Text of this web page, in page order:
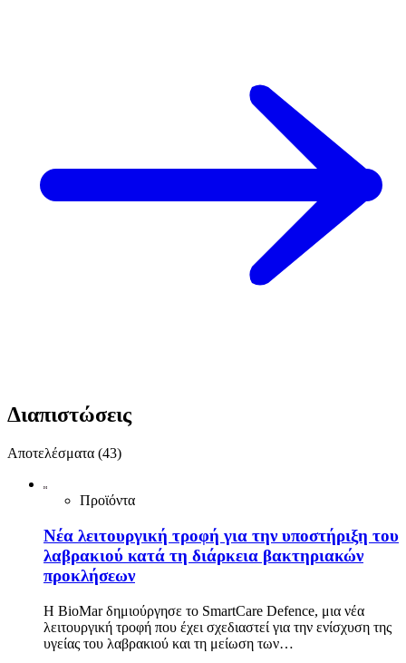
Διαπιστώσεις
Αποτελέσματα (43)
Προϊόντα
Νέα λειτουργική τροφή για την υποστήριξη του
λαβρακιού κατά τη διάρκεια βακτηριακών
προκλήσεων
Η BioMar δημιούργησε το SmartCare Defence, μια νέα
λειτουργική τροφή που έχει σχεδιαστεί για την ενίσχυση της
υγείας του λαβρακιού και τη μείωση των…